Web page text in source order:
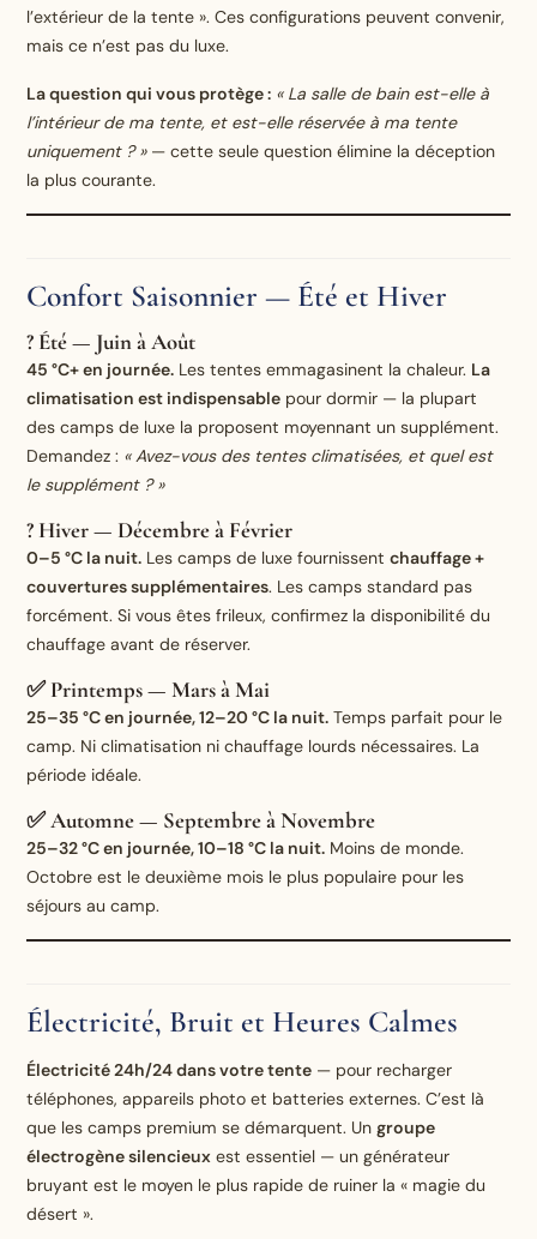
l’extérieur de la tente ». Ces configurations peuvent convenir,
mais ce n’est pas du luxe.
La question qui vous protège : « La salle de bain est-elle à
l’intérieur de ma tente, et est-elle réservée à ma tente
uniquement ? »— cette seule question élimine la déception
la plus courante.
Confort Saisonnier — Été et Hiver
? Été — Juin à Août
45 °C+ en journée. Les tentes emmagasinent la chaleur. La
climatisation est indispensable pour dormir — la plupart
des camps de luxe la proposent moyennant un supplément.
Demandez : « Avez-vous des tentes climatisées, et quel est
le supplément ? »
? Hiver — Décembre à Février
0–5 °C la nuit. Les camps de luxe fournissentchauffage +
couvertures supplémentaires. Les camps standard pas
forcément. Si vous êtes frileux, confirmez la disponibilité du
chauffage avant de réserver.
✅ Printemps — Mars à Mai
25–35 °C en journée, 12–20 °C la nuit. Temps parfait pour le
camp. Ni climatisation ni chauffage lourds nécessaires. La
période idéale.
✅ Automne — Septembre à Novembre
25–32 °C en journée, 10–18 °C la nuit. Moins de monde.
Octobre est le deuxième mois le plus populaire pour les
séjours au camp.
Électricité, Bruit et Heures Calmes
Électricité 24h/24 dans votre tente — pour recharger
téléphones, appareils photo et batteries externes. C’est là
que les camps premium se démarquent. Ungroupe
électrogène silencieux est essentiel — un générateur
bruyant est le moyen le plus rapide de ruiner la « magie du
désert ».